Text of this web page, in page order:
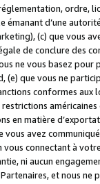
ordre,
émanant d’une
(c) que vous
de conclure des
ne vous basez
(e) que vous ne
conformes
en matière
avez
connectant à
ni aucun
et nous